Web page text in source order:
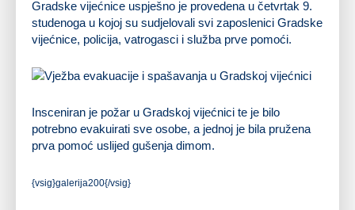
Gradske vijećnice uspješno je provedena u četvrtak 9.
studenoga u kojoj su sudjelovali svi zaposlenici Gradske
vijećnice, policija, vatrogasci i služba prve pomoći.
Insceniran je požar u Gradskoj vijećnici te je bilo
potrebno evakuirati sve osobe, a jednoj je bila pružena
prva pomoć uslijed gušenja dimom.
{vsig}galerija200{/vsig}